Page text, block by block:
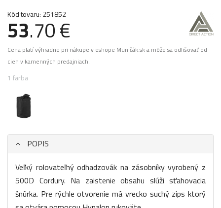
Kód tovaru: 251852
53.70 €
Cena platí výhradne pri nákupe v eshope Muničák.sk a môže sa odlišovať od
cien v kamenných predajniach.
1 farba
POPIS
Veľký rolovateľný odhadzovák na zásobníky vyrobený z
500D Cordury. Na zaistenie obsahu slúži sťahovacia
šnúrka. Pre rýchle otvorenie má vrecko suchý zips ktorý